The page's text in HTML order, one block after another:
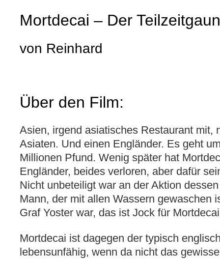
Mortdecai – Der
von Reinhard
Über den Film:
Asien, irgend asiatisches Restaurant mit,
Asiaten. Und einen Engländer. Es geht
Millionen Pfund. Wenig später hat
Engländer, beides verloren, aber dafür
Nicht unbeteiligt war an der Aktion
Mann, der mit allen Wassern gewaschen
Graf Yoster war, das ist Jock für
Mortdecai ist dagegen der typisch
lebensunfähig, wenn da nicht das